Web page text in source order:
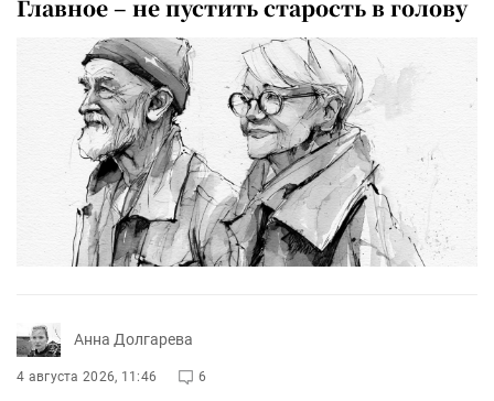
Главное – не пустить старость в голову
Анна Долгарева
4 августа 2026, 11:46 6